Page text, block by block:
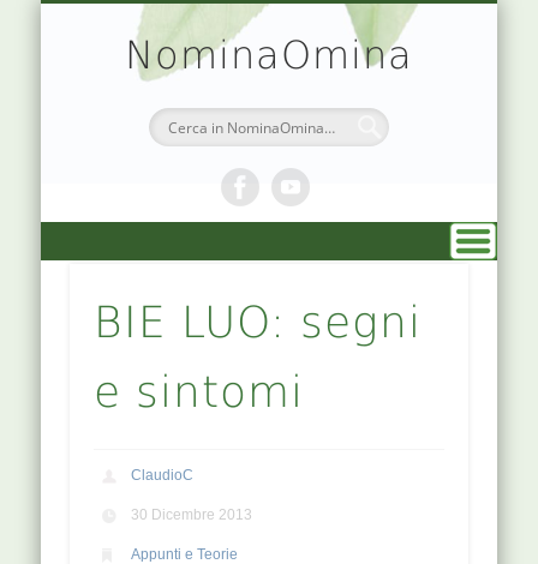
NominaOmina
HOME
CHI SONO
MEDICINA CINESE
SIMBOLOGIA
ATLANTE PUNTI
TEORIA & APPUNTI
DR. AGO
PRENOTAZIONI
BIE LUO: segni
e sintomi
ClaudioC
30 Dicembre 2013
Appunti e Teorie